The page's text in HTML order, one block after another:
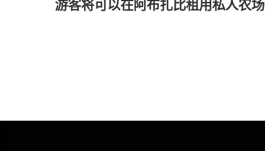
游客将可以在阿布扎比租用私人农场